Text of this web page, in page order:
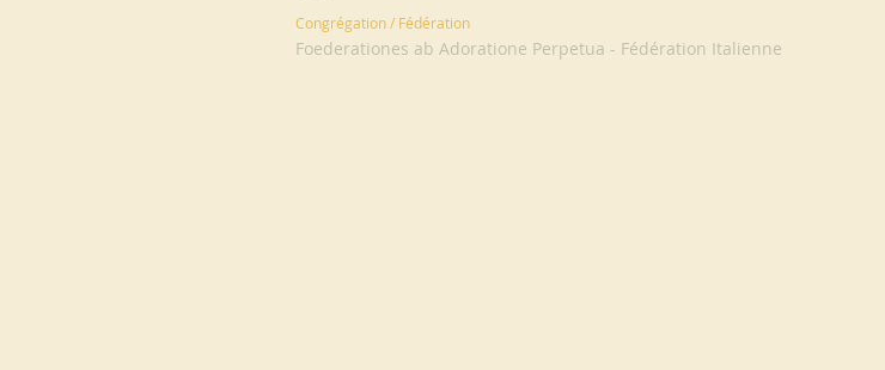
Congrégation / Fédération
Foederationes ab Adoratione Perpetua - Fédération Italienne